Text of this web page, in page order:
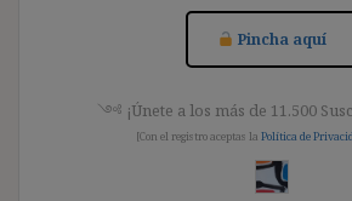
Pincha aquí
༺ ¡Únete a los más de 11.500
[Con el registro aceptas la Política de